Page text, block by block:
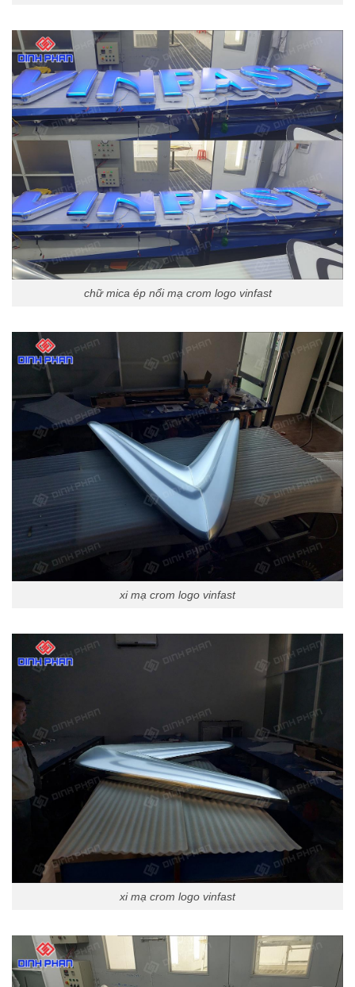
chữ mica ép nổi mạ crom logo vinfast
xi mạ crom logo vinfast
xi mạ crom logo vinfast